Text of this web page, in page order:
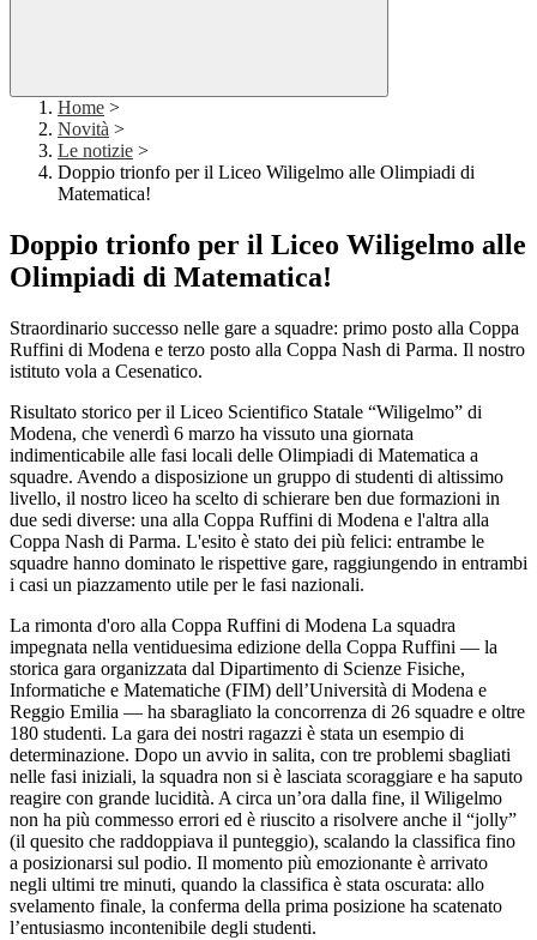
Home >
Novità >
Le notizie >
Doppio trionfo per il Liceo Wiligelmo alle Olimpiadi di
Matematica!
Doppio trionfo per il Liceo Wiligelmo alle
Olimpiadi di Matematica!
Straordinario successo nelle gare a squadre: primo posto alla Coppa
Ruffini di Modena e terzo posto alla Coppa Nash di Parma. Il nostro
istituto vola a Cesenatico.
Risultato storico per il Liceo Scientifico Statale “Wiligelmo” di
Modena, che venerdì 6 marzo ha vissuto una giornata
indimenticabile alle fasi locali delle Olimpiadi di Matematica a
squadre. Avendo a disposizione un gruppo di studenti di altissimo
livello, il nostro liceo ha scelto di schierare ben due formazioni in
due sedi diverse: una alla Coppa Ruffini di Modena e l'altra alla
Coppa Nash di Parma. L'esito è stato dei più felici: entrambe le
squadre hanno dominato le rispettive gare, raggiungendo in entrambi
i casi un piazzamento utile per le fasi nazionali.
La rimonta d'oro alla Coppa Ruffini di Modena La squadra
impegnata nella ventiduesima edizione della Coppa Ruffini — la
storica gara organizzata dal Dipartimento di Scienze Fisiche,
Informatiche e Matematiche (FIM) dell’Università di Modena e
Reggio Emilia — ha sbaragliato la concorrenza di 26 squadre e oltre
180 studenti. La gara dei nostri ragazzi è stata un esempio di
determinazione. Dopo un avvio in salita, con tre problemi sbagliati
nelle fasi iniziali, la squadra non si è lasciata scoraggiare e ha saputo
reagire con grande lucidità. A circa un’ora dalla fine, il Wiligelmo
non ha più commesso errori ed è riuscito a risolvere anche il “jolly”
(il quesito che raddoppiava il punteggio), scalando la classifica fino
a posizionarsi sul podio. Il momento più emozionante è arrivato
negli ultimi tre minuti, quando la classifica è stata oscurata: allo
svelamento finale, la conferma della prima posizione ha scatenato
l’entusiasmo incontenibile degli studenti.